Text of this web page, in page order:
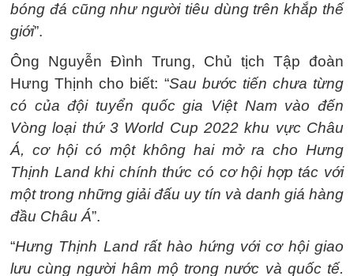
bóng đá cũng như người tiêu dùng trên khắp thế
giới”.
Ông Nguyễn Đình Trung, Chủ tịch Tập đoàn
Hưng Thịnh cho biết: “Sau bước tiến chưa từng
có của đội tuyển quốc gia Việt Nam vào đến
Vòng loại thứ 3 World Cup 2022 khu vực Châu
Á, cơ hội có một không hai mở ra cho Hưng
Thịnh Land khi chính thức có cơ hội hợp tác với
một trong những giải đấu uy tín và danh giá hàng
đầu Châu Á”.
“Hưng Thịnh Land rất hào hứng với cơ hội giao
lưu cùng người hâm mộ trong nước và quốc tế.